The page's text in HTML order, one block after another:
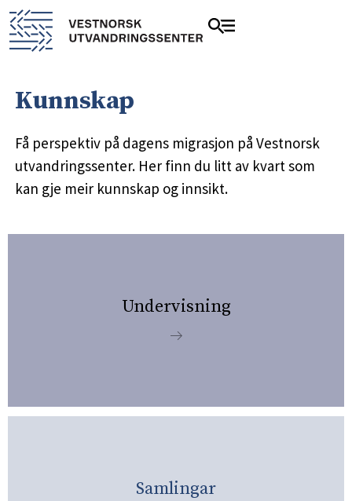
Kunnskap
Få perspektiv på dagens migrasjon på Vestnorsk
utvandringssenter. Her finn du litt av kvart som
kan gje meir kunnskap og innsikt.
Undervisning
Samlingar